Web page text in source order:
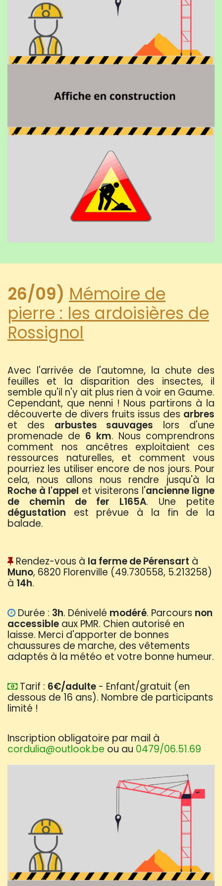
26/09) Mémoire de
pierre : les ardoisières de
Rossignol
Avec l'arrivée de l'automne, la chute des
feuilles et la disparition des insectes, il
semble qu'il n'y ait plus rien à voir en Gaume.
Cependant, que nenni ! Nous partirons à la
découverte de divers fruits issus des arbres
et des arbustes sauvages lors d'une
promenade de 6 km. Nous comprendrons
comment nos ancêtres exploitaient ces
ressources naturelles, et comment vous
pourriez les utiliser encore de nos jours. Pour
cela, nous allons nous rendre jusqu'à la
Roche à l'appel et visiterons l'ancienne ligne
de chemin de fer L165A. Une petite
dégustation est prévue à la fin de la
balade.
Rendez-vous à la ferme de Pérensart à
Muno, 6820 Florenville (49.730558, 5.213258)
à 14h.
Durée : 3h. Dénivelé modéré. Parcours non
accessible aux PMR. Chien autorisé en
laisse. Merci d'apporter de bonnes
chaussures de marche, des vêtements
adaptés à la météo et votre bonne humeur.
Tarif : 6€/adulte - Enfant/gratuit (en
dessous de 16 ans). Nombre de participants
limité !
Inscription obligatoire par mail à
cordulia@outlook.be ou au 0479/06.51.69